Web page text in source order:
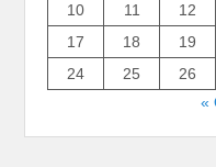
10
11 12
17
18 19
24
25 26
«